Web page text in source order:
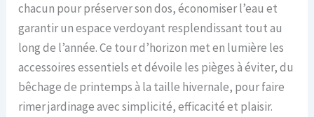
chacun pour préserver son dos, économiser l’eau et
garantir un espace verdoyant resplendissant tout au
long de l’année. Ce tour d’horizon met en lumière les
accessoires essentiels et dévoile les pièges à éviter, du
bêchage de printemps à la taille hivernale, pour faire
rimer jardinage avec simplicité, efficacité et plaisir.